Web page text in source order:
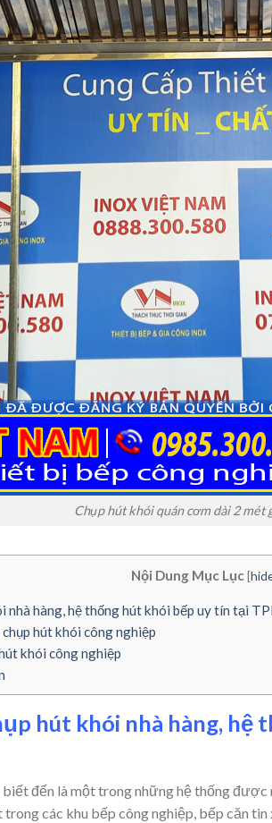
Chụp hút khói quán cơm dài 2 mét
Nội Dung Mục Lục [
nhà hàng, hệ thống hút khói bếp uy tín tại
hút khói công nghiệp
khói công nghiệp
hút khói nhà hàng, hệ
đến là một trong những hệ thống được
các khu bếp công nghiệp, bếp căn